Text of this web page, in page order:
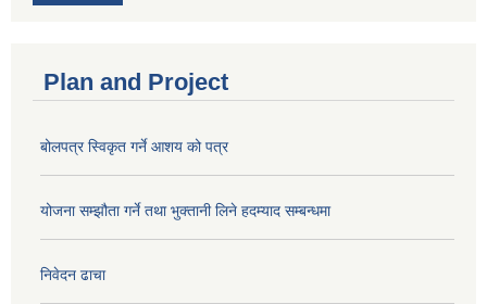
Plan and Project
बोलपत्र स्विकृत गर्ने आशय को पत्र
योजना सम्झौता गर्ने तथा भुक्तानी लिने हदम्याद सम्बन्धमा
निवेदन ढाचा